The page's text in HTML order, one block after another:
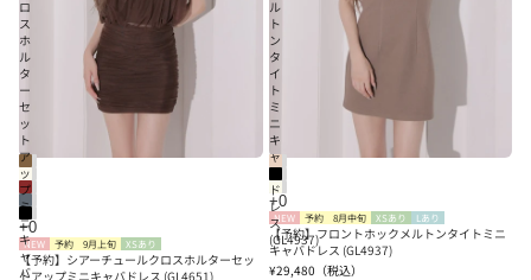
ロ
ス
ホ
ル
タ
ー
セ
ッ
ト
ア
ッ
プ
ミ
ニ
キ
ャ
バ
NEW 予約 9月上旬 XSあり
【予約】シアーチュールクロスホルターセッ
トアップミニキャバドレス (GL4651)
ル
ト
ン
タ
イ
ト
ミ
ニ
キ
ャ
バ
ド
レ
ス
(GL4937)
NEW 予約 8月中旬 XSあり Lあり
【予約】フロントホックメルトンタイトミニ
キャバドレス (GL4937)
¥29,480 （税込）